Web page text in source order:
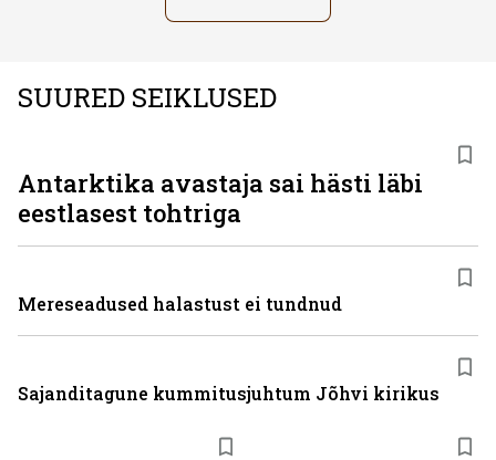
SUURED SEIKLUSED
Antarktika avastaja sai hästi läbi
eestlasest tohtriga
Mereseadused halastust ei tundnud
Sajanditagune kummitusjuhtum Jõhvi kirikus